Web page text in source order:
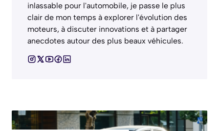
inlassable pour l'automobile, je passe le plus
clair de mon temps à explorer l'évolution des
moteurs, à discuter innovations et à partager
anecdotes autour des plus beaux véhicules.